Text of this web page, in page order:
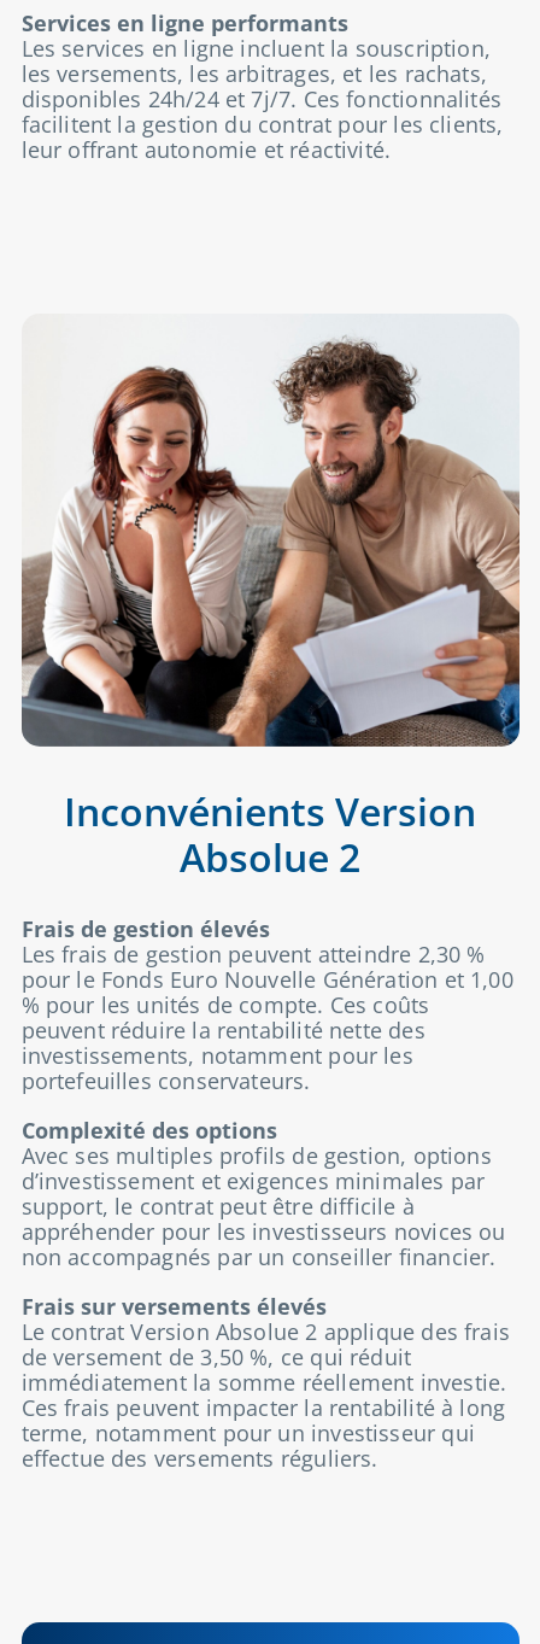
Services en ligne performants
Les services en ligne incluent la souscription,
les versements, les arbitrages, et les rachats,
disponibles 24h/24 et 7j/7. Ces fonctionnalités
facilitent la gestion du contrat pour les clients,
leur offrant autonomie et réactivité.
Inconvénients Version
Absolue 2
Frais de gestion élevés
Les frais de gestion peuvent atteindre 2,30 %
pour le Fonds Euro Nouvelle Génération et 1,00
% pour les unités de compte. Ces coûts
peuvent réduire la rentabilité nette des
investissements, notamment pour les
portefeuilles conservateurs.
Complexité des options
Avec ses multiples profils de gestion, options
d’investissement et exigences minimales par
support, le contrat peut être difficile à
appréhender pour les investisseurs novices ou
non accompagnés par un conseiller financier.
Frais sur versements élevés
Le contrat Version Absolue 2 applique des frais
de versement de 3,50 %, ce qui réduit
immédiatement la somme réellement investie.
Ces frais peuvent impacter la rentabilité à long
terme, notamment pour un investisseur qui
effectue des versements réguliers.